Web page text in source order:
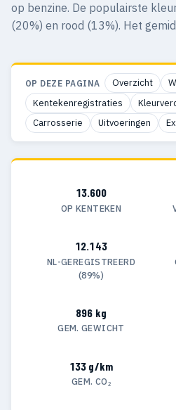
op benzine. De populairste
(20%) en rood (13%). Het
OP DEZE PAGINA Overzicht
Kentekenregistraties
Carrosserie
Uitvoeringen
13.600
OP KENTEKEN
12.143
NL-GEREGISTREERD
(89%)
896 kg
GEM. GEWICHT
133 g/km
GEM. CO₂